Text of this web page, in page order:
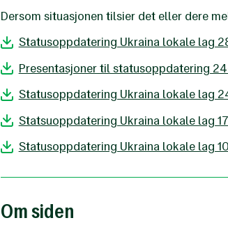
Dersom situasjonen tilsier det eller dere
Statusoppdatering Ukraina lokale lag
Presentasjoner til statusoppdatering
Statusoppdatering Ukraina lokale lag
Statsuoppdatering Ukraina lokale lag
Statusoppdatering Ukraina lokale lag
Om siden